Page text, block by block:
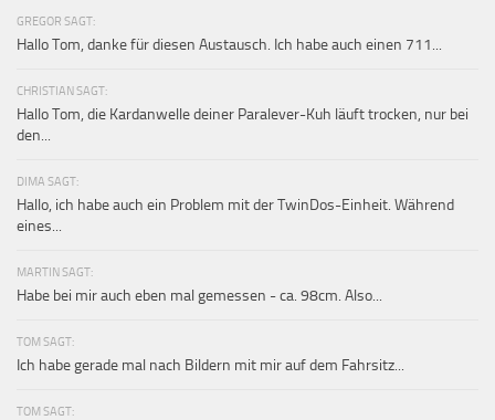
GREGOR SAGT:
Hallo Tom, danke für diesen Austausch. Ich habe auch einen 711...
CHRISTIAN SAGT:
Hallo Tom, die Kardanwelle deiner Paralever-Kuh läuft trocken, nur bei
den...
DIMA SAGT:
Hallo, ich habe auch ein Problem mit der TwinDos-Einheit. Während
eines...
MARTIN SAGT:
Habe bei mir auch eben mal gemessen - ca. 98cm. Also...
TOM SAGT:
Ich habe gerade mal nach Bildern mit mir auf dem Fahrsitz...
TOM SAGT: